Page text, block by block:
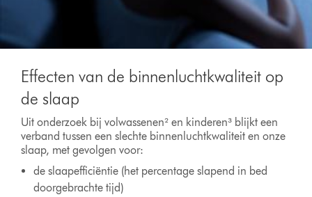
Effecten van de binnenluchtkwaliteit op
de slaap
Uit onderzoek bij volwassenen² en kinderen³ blijkt een
verband tussen een slechte binnenluchtkwaliteit en onze
slaap, met gevolgen voor:
de slaapefficiëntie (het percentage slapend in bed
doorgebrachte tijd)